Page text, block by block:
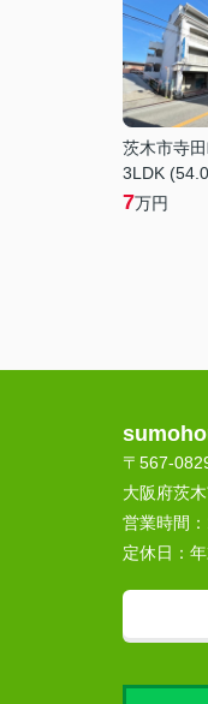
茨木市寺
3LDK
7万円
〒567-
大阪府茨
営業時間：
定休日：